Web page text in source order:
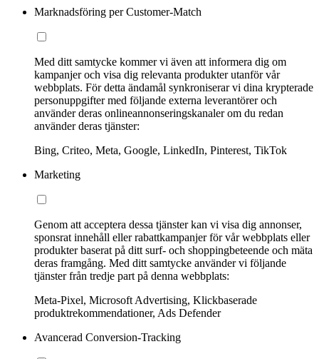
Marknadsföring per Customer-Match
Med ditt samtycke kommer vi även att informera dig om
kampanjer och visa dig relevanta produkter utanför vår
webbplats. För detta ändamål synkroniserar vi dina krypterade
personuppgifter med följande externa leverantörer och
använder deras onlineannonseringskanaler om du redan
använder deras tjänster:
Bing, Criteo, Meta, Google, LinkedIn, Pinterest, TikTok
Marketing
Genom att acceptera dessa tjänster kan vi visa dig annonser,
sponsrat innehåll eller rabattkampanjer för vår webbplats eller
produkter baserat på ditt surf- och shoppingbeteende och mäta
deras framgång. Med ditt samtycke använder vi följande
tjänster från tredje part på denna webbplats:
Meta-Pixel, Microsoft Advertising, Klickbaserade
produktrekommendationer, Ads Defender
Avancerad Conversion-Tracking